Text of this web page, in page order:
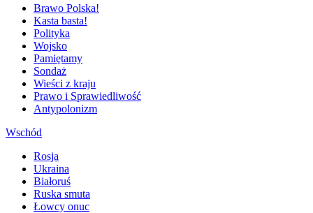
Brawo Polska!
Kasta basta!
Polityka
Wojsko
Pamiętamy
Sondaż
Wieści z kraju
Prawo i Sprawiedliwość
Antypolonizm
Wschód
Rosja
Ukraina
Białoruś
Ruska smuta
Łowcy onuc